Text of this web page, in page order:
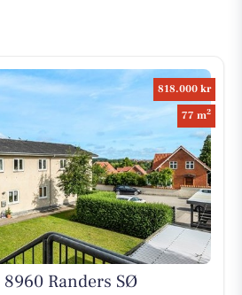
818.000 kr
77 m2
Randers SØ